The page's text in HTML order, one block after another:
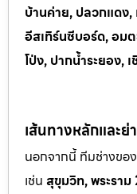
บ้านค่าย, ปลวกแดง,
อีสเทิร์นซีบอร์ด, อม
โป่ง, ปากน้ำระยอง,
เส้นทางหลักและย่
นอกจากนี้ ทีมช่างขอ
เช่น สุขุมวิท, พระราม